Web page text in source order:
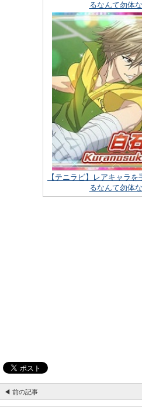
るなんて勿体
【テニラビ】レアキャラ
るなんて勿体
◀ 前の記事